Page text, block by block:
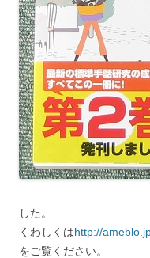
した。
くわしくはhttp://
をご覧ください。